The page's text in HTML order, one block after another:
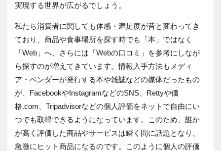
実現する世界が広がるでしょう。
私たち消費者に関しても体感・満足度が昔と変わってき
ており、商品や食事場所を探す時でも「本」ではなく
「Web」へ、さらには「Webの口コミ」を参考にしなが
ら探すのが増えてきています。情報入手方法もメディ
ア・ベンダーが発行する本や雑誌などの媒体だったもの
が、FacebookやInstagramなどのSNS、Rettyや価
格.com、Tripadvisorなどの個人評価をネットで自由にい
つでも取得できるようになっています。このため、誰か
が高く評価した商品やサービスは瞬く間に話題となり、
急激にヒット商品になるのです。このように個人の評価